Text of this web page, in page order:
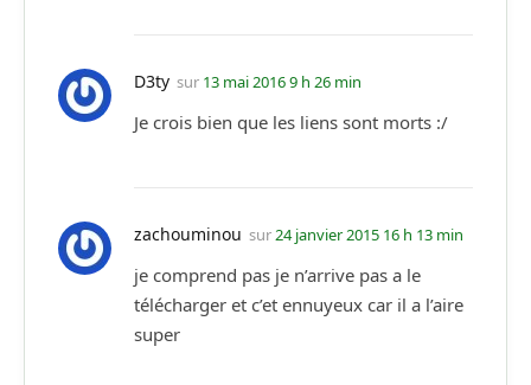
D3ty sur 13 mai 2016 9 h 26 min
Je crois bien que les liens sont morts :/
zachouminou sur24 janvier 2015 16 h 13 min
je comprend pas je n’arrive pas a le
télécharger et c’et ennuyeux car il a l’aire
super